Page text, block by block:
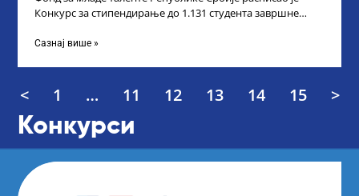
Конкурс за стипендирање до 1.131 студента завршне
Сазнај више »
< 1 … 11 12 13 14 15 >
Конкурси